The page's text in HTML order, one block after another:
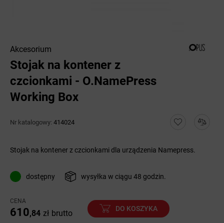
Akcesorium
Stojak na kontener z
czcionkami - O.NamePress
Working Box
Nr katalogowy: 414024
Stojak na kontener z czcionkami dla urządzenia Namepress.
dostępny wysyłka w ciągu 48 godzin.
CENA
610,84 zł brutto
DO KOSZYKA